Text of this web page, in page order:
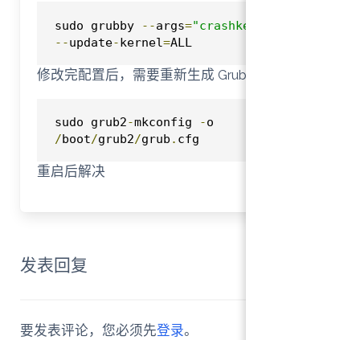
sudo grubby --args="crashkernel="
--update-kernel=ALL
修改完配置后，需要重新生成 Grub 配置：
sudo grub2-mkconfig -
/boot/grub2/grub . cfg
重启后解决
发表回复
要发表评论，您必须先登录。